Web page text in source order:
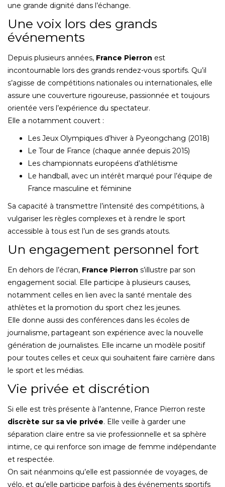
une grande dignité dans l’échange.
Une voix lors des grands
événements
Depuis plusieurs années, France Pierron est
incontournable lors des grands rendez-vous sportifs. Qu’il
s’agisse de compétitions nationales ou internationales, elle
assure une couverture rigoureuse, passionnée et toujours
orientée vers l’expérience du spectateur.
Elle a notamment couvert :
Les Jeux Olympiques d’hiver à Pyeongchang (2018)
Le Tour de France (chaque année depuis 2015)
Les championnats européens d’athlétisme
Le handball, avec un intérêt marqué pour l’équipe de
France masculine et féminine
Sa capacité à transmettre l’intensité des compétitions, à
vulgariser les règles complexes et à rendre le sport
accessible à tous est l’un de ses grands atouts.
Un engagement personnel fort
En dehors de l’écran, France Pierron s’illustre par son
engagement social. Elle participe à plusieurs causes,
notamment celles en lien avec la santé mentale des
athlètes et la promotion du sport chez les jeunes.
Elle donne aussi des conférences dans les écoles de
journalisme, partageant son expérience avec la nouvelle
génération de journalistes. Elle incarne un modèle positif
pour toutes celles et ceux qui souhaitent faire carrière dans
le sport et les médias.
Vie privée et discrétion
Si elle est très présente à l’antenne, France Pierron reste
discrète sur sa vie privée. Elle veille à garder une
séparation claire entre sa vie professionnelle et sa sphère
intime, ce qui renforce son image de femme indépendante
et respectée.
On sait néanmoins qu’elle est passionnée de voyages, de
vélo, et qu’elle participe parfois à des événements sportifs